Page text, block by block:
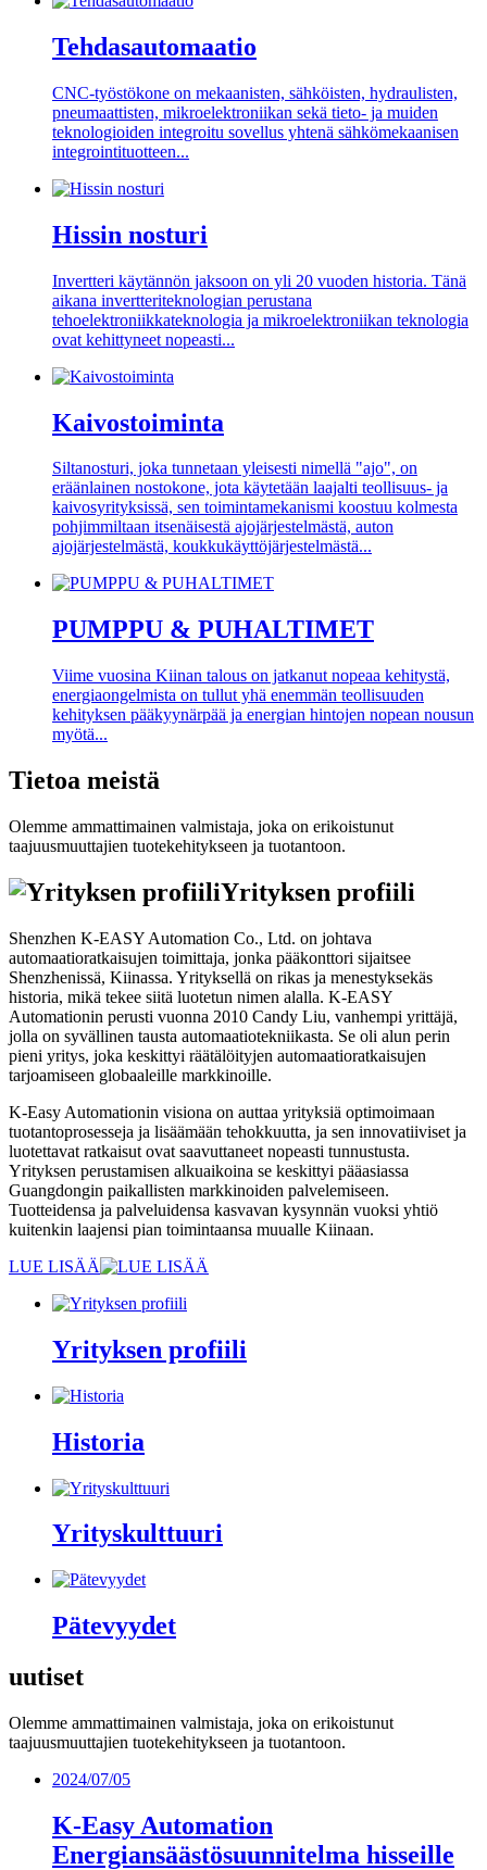
Tehdasautomaatio
CNC-työstökone on mekaanisten, sähköisten, hydraulisten,
pneumaattisten, mikroelektroniikan sekä tieto- ja muiden
teknologioiden integroitu sovellus yhtenä sähkömekaanisen
integrointituotteen...
Hissin nosturi
Invertteri käytännön jaksoon on yli 20 vuoden historia. Tänä
aikana invertteriteknologian perustana
tehoelektroniikkateknologia ja mikroelektroniikan teknologia
ovat kehittyneet nopeasti...
Kaivostoiminta
Siltanosturi, joka tunnetaan yleisesti nimellä "ajo", on
eräänlainen nostokone, jota käytetään laajalti teollisuus- ja
kaivosyrityksissä, sen toimintamekanismi koostuu kolmesta
pohjimmiltaan itsenäisestä ajojärjestelmästä, auton
ajojärjestelmästä, koukkukäyttöjärjestelmästä...
PUMPPU & PUHALTIMET
Viime vuosina Kiinan talous on jatkanut nopeaa kehitystä,
energiaongelmista on tullut yhä enemmän teollisuuden
kehityksen pääkyynärpää ja energian hintojen nopean nousun
myötä...
Tietoa meistä
Olemme ammattimainen valmistaja, joka on erikoistunut
taajuusmuuttajien tuotekehitykseen ja tuotantoon.
Yrityksen profiili
Shenzhen K-EASY Automation Co., Ltd. on johtava
automaatioratkaisujen toimittaja, jonka pääkonttori sijaitsee
Shenzhenissä, Kiinassa. Yrityksellä on rikas ja menestyksekäs
historia, mikä tekee siitä luotetun nimen alalla. K-EASY
Automationin perusti vuonna 2010 Candy Liu, vanhempi yrittäjä,
jolla on syvällinen tausta automaatiotekniikasta. Se oli alun perin
pieni yritys, joka keskittyi räätälöityjen automaatioratkaisujen
tarjoamiseen globaaleille markkinoille.
K-Easy Automationin visiona on auttaa yrityksiä optimoimaan
tuotantoprosesseja ja lisäämään tehokkuutta, ja sen innovatiiviset ja
luotettavat ratkaisut ovat saavuttaneet nopeasti tunnustusta.
Yrityksen perustamisen alkuaikoina se keskittyi pääasiassa
Guangdongin paikallisten markkinoiden palvelemiseen.
Tuotteidensa ja palveluidensa kasvavan kysynnän vuoksi yhtiö
kuitenkin laajensi pian toimintaansa muualle Kiinaan.
LUE LISÄÄ
Yrityksen profiili
Historia
Yrityskulttuuri
Pätevyydet
uutiset
Olemme ammattimainen valmistaja, joka on erikoistunut
taajuusmuuttajien tuotekehitykseen ja tuotantoon.
2024/07/05
K-Easy Automation
Energiansäästösuunnitelma hisseille